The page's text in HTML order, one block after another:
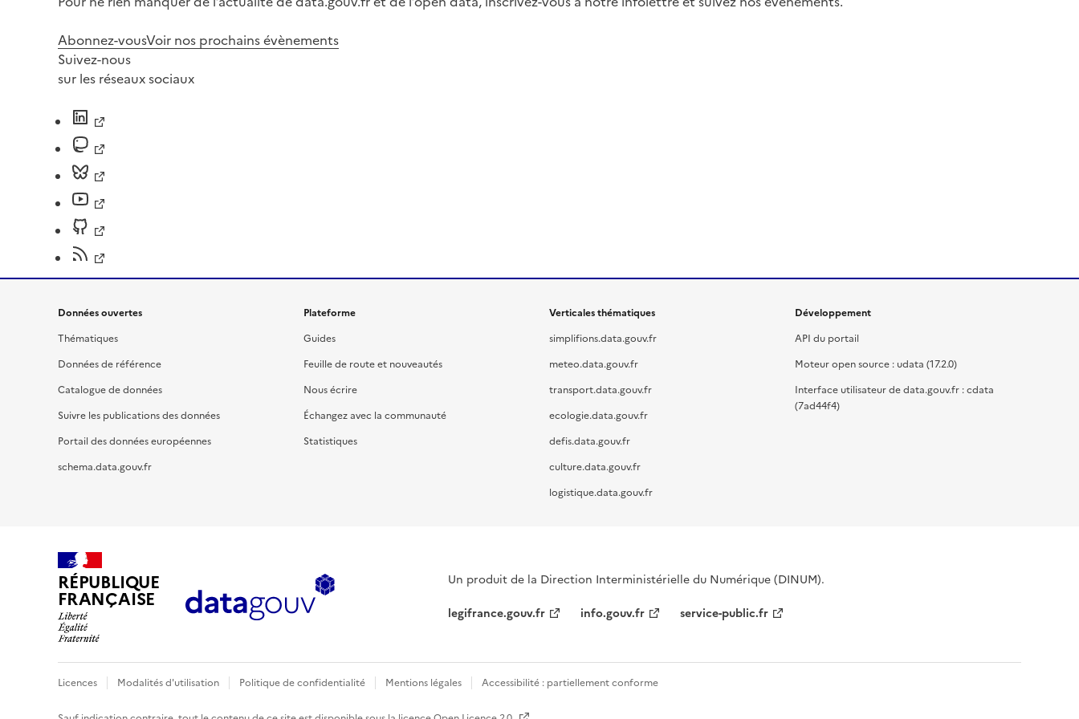
Abonnez-vousVoir nos prochains évènements
Suivez-nous
sur les réseaux sociaux
Données ouvertes
Thématiques
Données de référence
Catalogue de données
Suivre les publications des données
Portail des données européennes
schema.data.gouv.fr
Plateforme
Guides
Feuille de route et nouveautés
Nous écrire
Échangez avec la communauté
Statistiques
Verticales thématiques
simplifions.data.gouv.fr
meteo.data.gouv.fr
transport.data.gouv.fr
ecologie.data.gouv.fr
defis.data.gouv.fr
culture.data.gouv.fr
logistique.data.gouv.fr
Développement
API du portail
Moteur open source : udata (17.2.0)
Interface utilisateur de data.gouv.fr : cdata
(7ad44f4)
RÉPUBLIQUE
FRANÇAISE
Un produit de la Direction Interministérielle du Numérique (DINUM).
legifrance.gouv.fr
info.gouv.fr service-public.fr
Licences Modalités d'utilisation Politique de confidentialité Mentions légales Accessibilité : partiellement conforme